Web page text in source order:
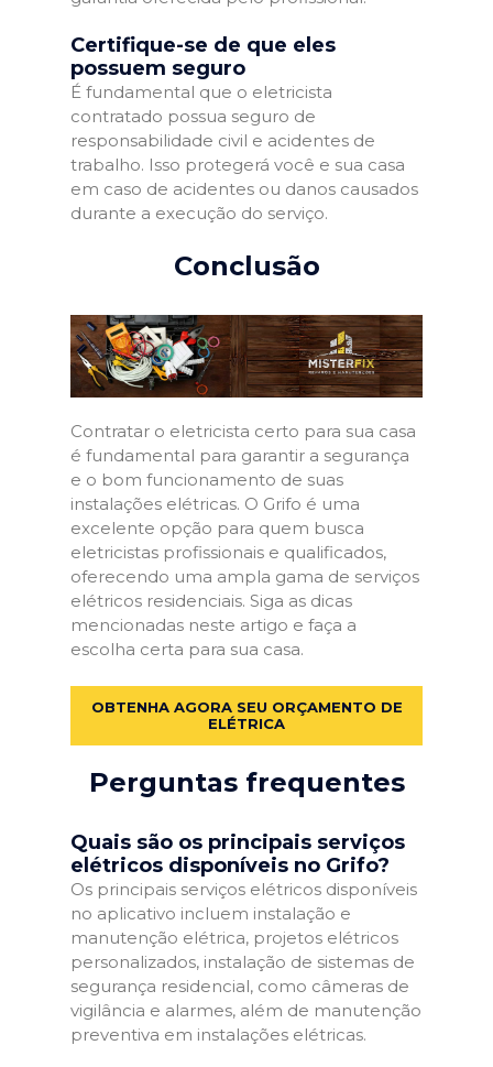
Certifique-se de que eles
possuem seguro
É fundamental que o eletricista
contratado possua seguro de
responsabilidade civil e acidentes de
trabalho. Isso protegerá você e sua casa
em caso de acidentes ou danos causados
durante a execução do serviço.
Conclusão
Contratar o eletricista certo para sua casa
é fundamental para garantir a segurança
e o bom funcionamento de suas
instalações elétricas. O Grifo é uma
excelente opção para quem busca
eletricistas profissionais e qualificados,
oferecendo uma ampla gama de serviços
elétricos residenciais. Siga as dicas
mencionadas neste artigo e faça a
escolha certa para sua casa.
OBTENHA AGORA SEU ORÇAMENTO DE
ELÉTRICA
Perguntas frequentes
Quais são os principais serviços
elétricos disponíveis no Grifo?
Os principais serviços elétricos disponíveis
no aplicativo incluem instalação e
manutenção elétrica, projetos elétricos
personalizados, instalação de sistemas de
segurança residencial, como câmeras de
vigilância e alarmes, além de manutenção
preventiva em instalações elétricas.